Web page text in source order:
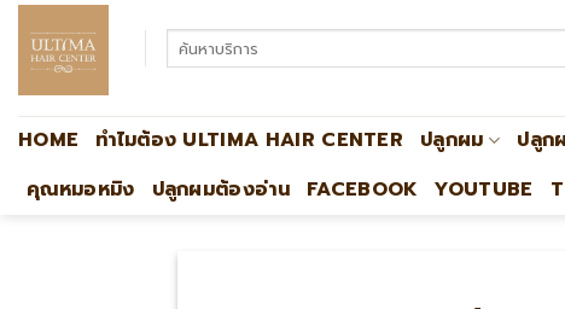
HOME ทำไมต้อง ULTIMA HAIR CENTER ปลูกผม ปลูก
คุณหมอหมิง
ปลูกผมต้องอ่าน FACEBOOK YOUTUBE